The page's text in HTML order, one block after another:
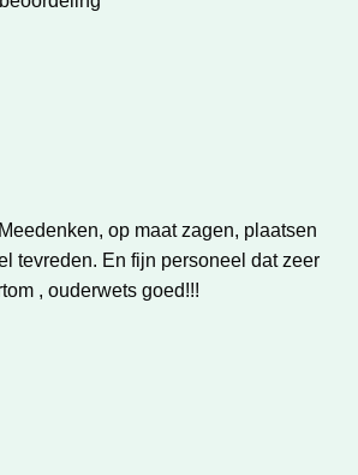
op maat zagen, plaatsen
tevreden. En fijn personeel dat zeer
, ouderwets goed!!!